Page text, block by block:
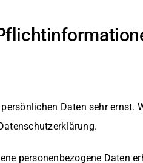
Daten sehr
personenbezogene Daten